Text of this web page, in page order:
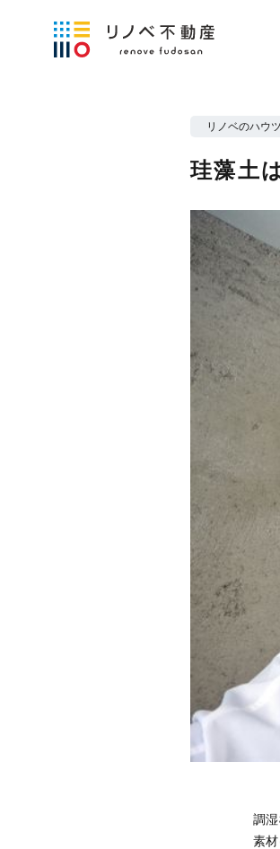
リノベのハウ
珪藻土
調
素